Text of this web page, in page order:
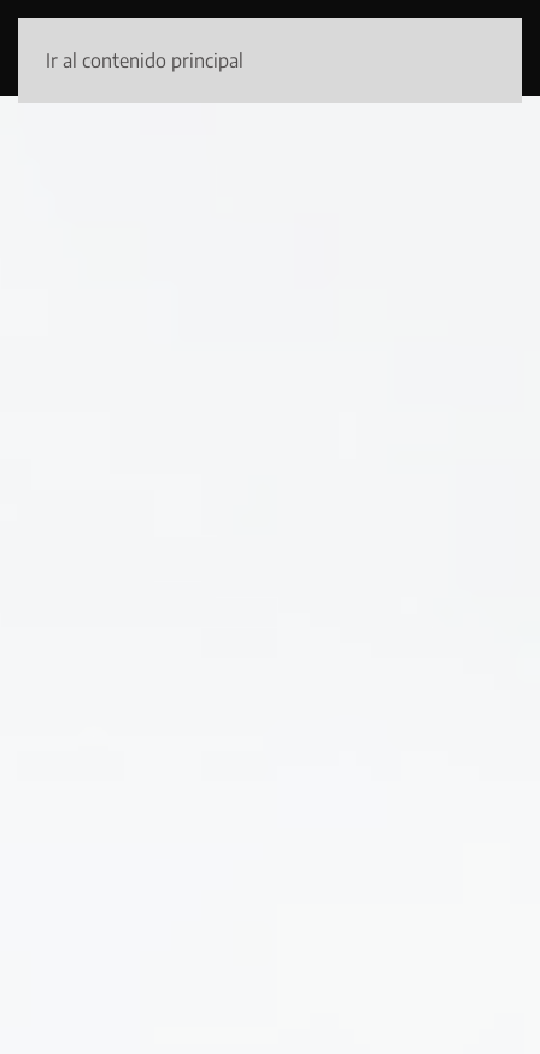
Ir al contenido principal